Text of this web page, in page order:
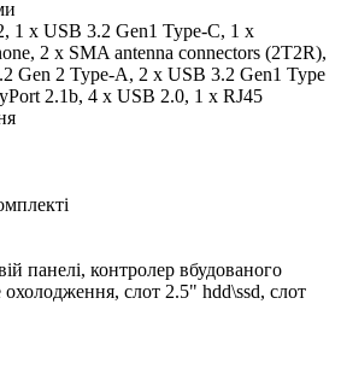
1 x USB 3.2 Gen1 Type-C, 1 x
2 x SMA antenna connectors (2T2R),
Gen 2 Type-A, 2 x USB 3.2 Gen1 Type
2.1b, 4 x USB 2.0, 1 x RJ45
панелі, контролер вбудованого
охолодження, слот 2.5" hdd\ssd, слот